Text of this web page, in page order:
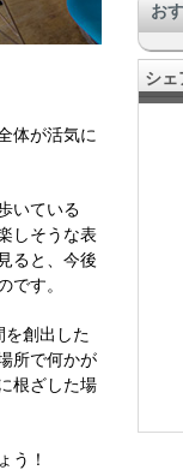
体が活気に
いている
しそうな表
ると、今後
す。
を創出した
所で何かが
根ざした場
う！
お
シェ